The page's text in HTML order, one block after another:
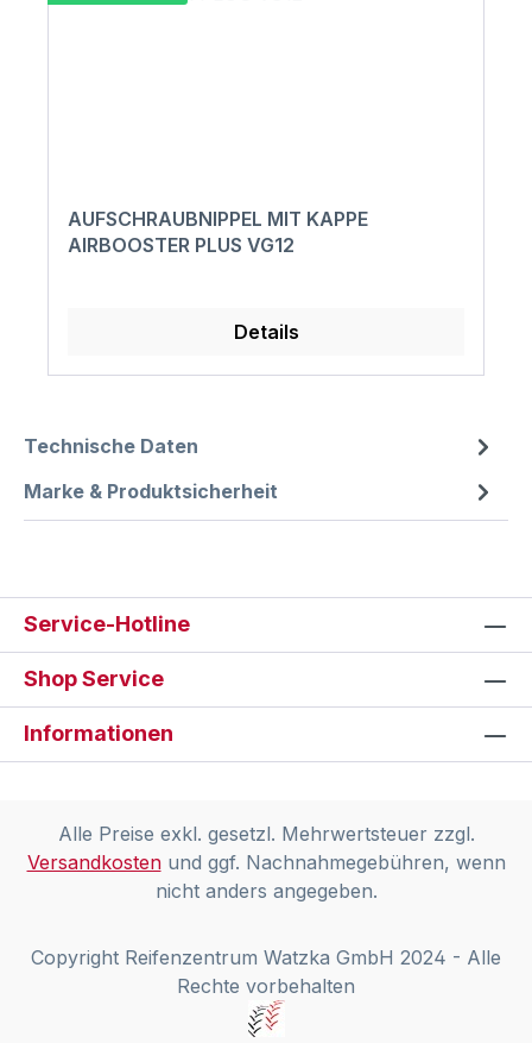
AUFSCHRAUBNIPPEL MIT KAPPE
AIRBOOSTER PLUS VG12
Details
Technische Daten
Marke & Produktsicherheit
Service-Hotline
Shop Service
Informationen
Alle Preise exkl. gesetzl. Mehrwertsteuer zzgl.
Versandkostenund ggf. Nachnahmegebühren, wenn
nicht anders angegeben.
Copyright Reifenzentrum Watzka GmbH 2024 - Alle
Rechte vorbehalten